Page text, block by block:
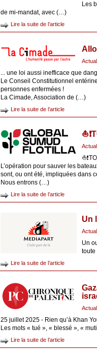
Les
de mi-mandat, avec (…)
Lire la suite de l’article
... une loi aussi inefficace que
Le Conseil Constitutionnel
personnes enfermées !
La Cimade, Association de (…)
Lire la suite de l’article
L’opération pour sauver les
sont, ou ont été, impliquées dans
Nous entrons (…)
Lire la suite de l’article
Un
Un
toute
Lire la suite de l’article
25 juillet 2025 - Rien qu’à Khan
Les mots « tué », « blessé », «
Lire la suite de l’article